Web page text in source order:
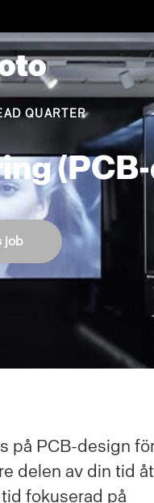
QUARTER
job
på PCB-design
delen av din tid
fokuserad på